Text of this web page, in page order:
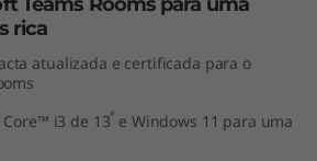
rica
atualizada e certificada para o
Core™ i3 de 13ª e Windows 11 para uma